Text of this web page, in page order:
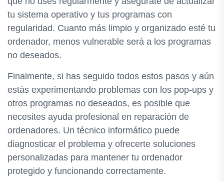
tu sistema operativo y tus programas con
regularidad. Cuanto más limpio y organizado esté tu
ordenador, menos vulnerable será a los programas
no deseados.
Finalmente, si has seguido todos estos pasos y aún
estás experimentando problemas con los pop-ups y
otros programas no deseados, es posible que
necesites ayuda profesional en reparación de
ordenadores. Un técnico informático puede
diagnosticar el problema y ofrecerte soluciones
personalizadas para mantener tu ordenador
protegido y funcionando correctamente.